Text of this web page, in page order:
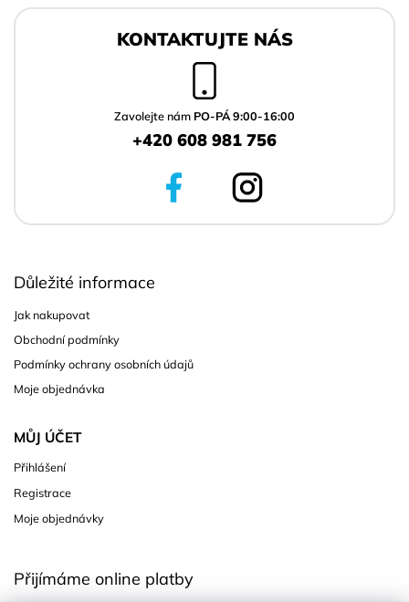
KONTAKTUJTE NÁS
Zavolejte nám PO-PÁ 9:00-16:00
+420 608 981 756
Důležité informace
Jak nakupovat
Obchodní podmínky
Podmínky ochrany osobních údajů
Moje objednávka
MŮJ ÚČET
Přihlášení
Registrace
Moje objednávky
Přijímáme online platby